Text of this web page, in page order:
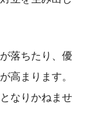
落ちたり、優
高まります。
なりかねませ